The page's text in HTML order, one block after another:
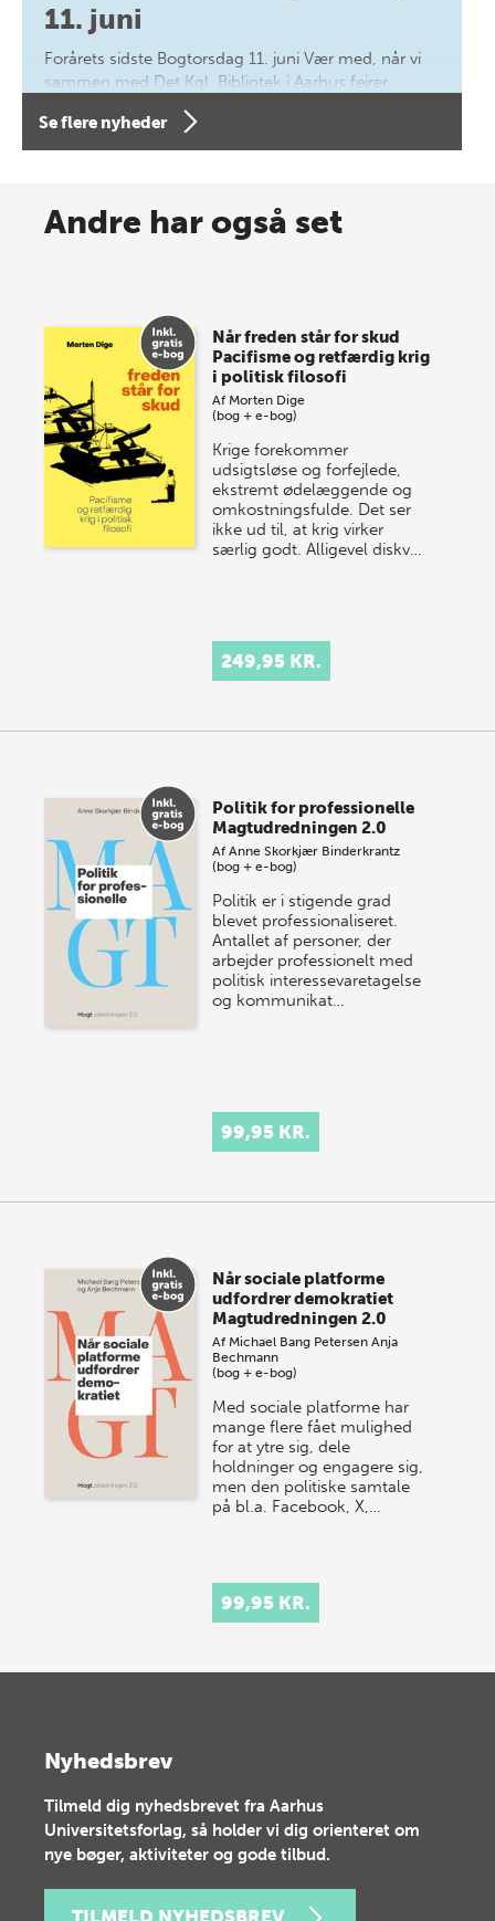
11. juni
Forårets sidste Bogtorsdag 11. juni Vær med, når vi
sammen med Det Kgl. Bibliotek i Aarhus fejrer
forfatterne bag vores nyes…
Spar op til 70% til sommer-
store sommer-lagersalg, så sæt kryds i kalenderen
onsdag den 10. j…
Se flere nyheder
Andre har også set
Når freden står for skud
Pacifisme og retfærdig krig
i politisk filosofi
Af Morten Dige
(bog + e-bog)
Krige forekommer
udsigtsløse og forfejlede,
ekstremt ødelæggende og
omkostningsfulde. Det ser
ikke ud til, at krig virker
særlig godt. Alligevel diskv…
249,95 KR.
Politik for professionelle
Magtudredningen 2.0
AfAnne Skorkjær Binderkrantz
(bog + e-bog)
Politik er i stigende grad
blevet professionaliseret.
Antallet af personer, der
arbejder professionelt med
politisk interessevaretagelse
og kommunikat…
99,95 KR.
Når sociale platforme
udfordrer demokratiet
Magtudredningen 2.0
Af Michael Bang Petersen Anja
Bechmann
(bog + e-bog)
Med sociale platforme har
mange flere fået mulighed
for at ytre sig, dele
holdninger og engagere sig,
men den politiske samtale
på bl.a. Facebook, X,…
99,95 KR.
Nyhedsbrev
Tilmeld dig nyhedsbrevet fra Aarhus
Universitetsforlag, så holder vi dig orienteret om
nye bøger, aktiviteter og gode tilbud.
TILMELD NYHEDSBREV